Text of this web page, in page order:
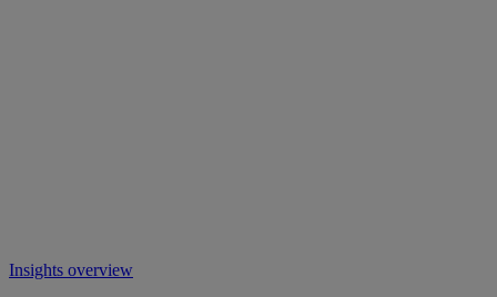
Insights overview